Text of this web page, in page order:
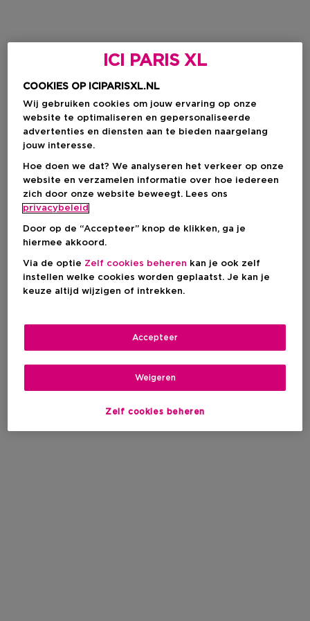
ICI PARIS XL
COOKIES OP ICIPARISXL.NL
Wij gebruiken cookies om jouw ervaring op onze
website te optimaliseren en gepersonaliseerde
advertenties en diensten aan te bieden naargelang
jouw interesse.
Hoe doen we dat? We analyseren het verkeer op onze
website en verzamelen informatie over hoe iedereen
zich door onze website beweegt. Lees ons
privacybeleid
Door op de “Accepteer” knop de klikken, ga je
hiermee akkoord.
Via de optie Zelf cookies beheren kan je ook zelf
instellen welke cookies worden geplaatst. Je kan je
keuze altijd wijzigen of intrekken.
Zelf cookies beheren
Weigeren
Accepteer